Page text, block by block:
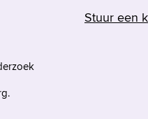
Stuur een